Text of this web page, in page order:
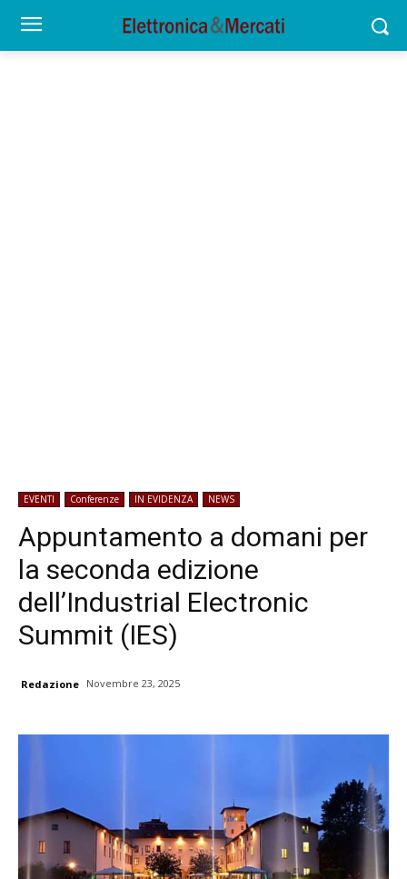
EVENTI Conferenze IN EVIDENZA NEWS
Appuntamento a domani per
la seconda edizione
dell’Industrial Electronic
Summit (IES)
Redazione Novembre 23, 2025